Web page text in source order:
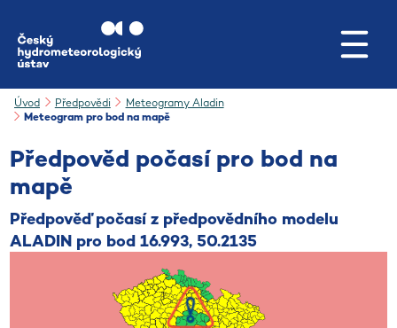
Úvod Předpovědi
Meteogramy Aladin
Meteogram pro bod na mapě
Předpověd počasí pro bod na
mapě
Předpověď počasí z předpovědního modelu
ALADIN pro bod16.993, 50.2135